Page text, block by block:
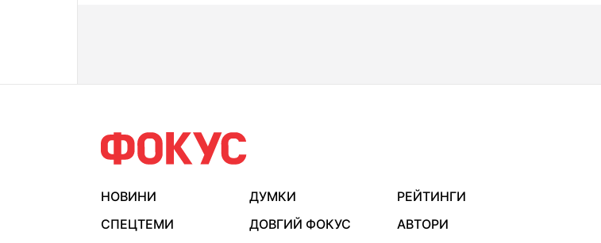
НОВИНИ ДУМКИ
РЕЙТИНГИ
СПЕЦТЕМИ
ДОВГИЙ ФОКУС
АВТОРИ